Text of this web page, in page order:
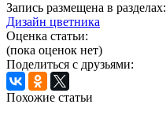
Запись размещена в разделах:
Дизайн цветника
Оценка статьи:
(пока оценок нет)
Поделиться с друзьями:
Похожие статьи